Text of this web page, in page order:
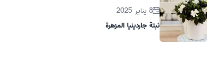
8 يناير 2025
نبتة جاردينيا المزهرة